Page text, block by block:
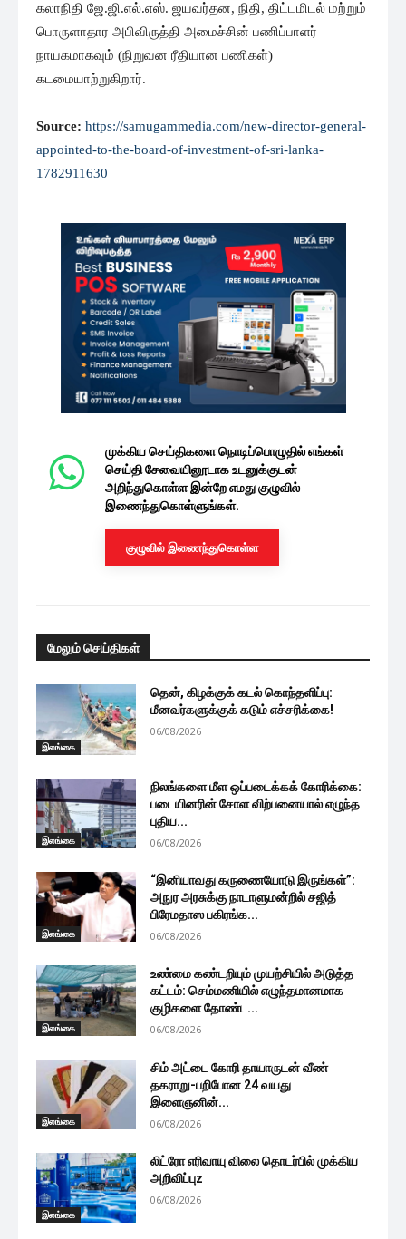
கலாநிதி ஜே.ஜி.எல்.எஸ். ஜயவர்தன, நிதி, திட்டமிடல் மற்றும்
பொருளாதார அபிவிருத்தி அமைச்சின் பணிப்பாளர்
நாயகமாகவும் (நிறுவன ரீதியான பணிகள்)
கடமையாற்றுகிறார்.
Source: https://samugammedia.com/new-director-general-
appointed-to-the-board-of-investment-of-sri-lanka-
1782911630
முக்கிய செய்திகளை நொடிப்பொழுதில் எங்கள்
செய்தி சேவையினூடாக உடனுக்குடன்
அறிந்துகொள்ள இன்றே எமது குழுவில்
இணைந்துகொள்ளுங்கள்.
குழுவில் இணைந்துகொள்ள
மேலும் செய்திகள்
இலங்கை
தென், கிழக்குக் கடல் கொந்தளிப்பு:
மீனவர்களுக்குக் கடும் எச்சரிக்கை!
06/08/2026
இலங்கை
நிலங்களை மீள ஒப்படைக்கக் கோரிக்கை:
படையினரின் சோள விற்பனையால் எழுந்த
புதிய...
06/08/2026
இலங்கை
“இனியாவது கருணையோடு இருங்கள்”:
அநுர அரசுக்கு நாடாளுமன்றில் சஜித்
பிரேமதாஸ பகிரங்க...
06/08/2026
இலங்கை
உண்மை கண்டறியும் முயற்சியில் அடுத்த
கட்டம்: செம்மணியில் எழுந்தமானமாக
குழிகளை தோண்ட...
06/08/2026
இலங்கை
சிம் அட்டை கோரி தாயாருடன் வீண்
தகராறு-பறிபோன 24 வயது
இளைஞனின்...
06/08/2026
இலங்கை
லிட்ரோ எரிவாயு விலை தொடர்பில் முக்கிய
அறிவிப்புz
06/08/2026